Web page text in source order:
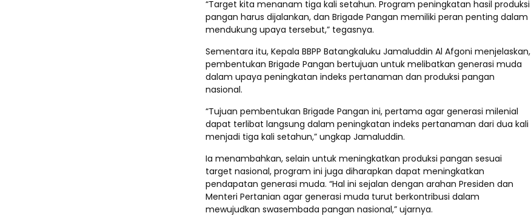
“Target kita menanam tiga kali setahun. Program peningkatan hasil produksi
pangan harus dijalankan, dan Brigade Pangan memiliki peran penting dalam
mendukung upaya tersebut,” tegasnya.
Sementara itu, Kepala BBPP Batangkaluku Jamaluddin Al Afgoni menjelaskan,
pembentukan Brigade Pangan bertujuan untuk melibatkan generasi muda
dalam upaya peningkatan indeks pertanaman dan produksi pangan
nasional.
“Tujuan pembentukan Brigade Pangan ini, pertama agar generasi milenial
dapat terlibat langsung dalam peningkatan indeks pertanaman dari dua kali
menjadi tiga kali setahun,” ungkap Jamaluddin.
Ia menambahkan, selain untuk meningkatkan produksi pangan sesuai
target nasional, program ini juga diharapkan dapat meningkatkan
pendapatan generasi muda. “Hal ini sejalan dengan arahan Presiden dan
Menteri Pertanian agar generasi muda turut berkontribusi dalam
mewujudkan swasembada pangan nasional,” ujarnya.